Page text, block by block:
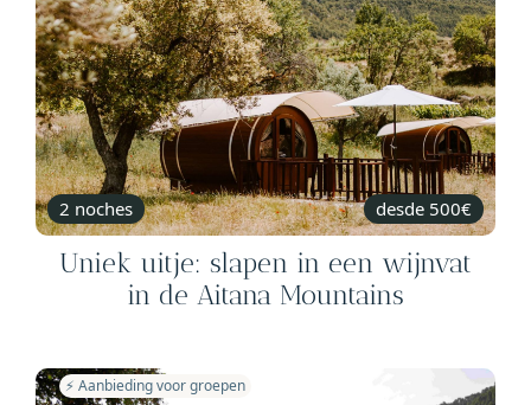
2 noches desde 500€
Uniek uitje: slapen in een wijnvat
in de Aitana Mountains
⚡️ Aanbieding voor groepen